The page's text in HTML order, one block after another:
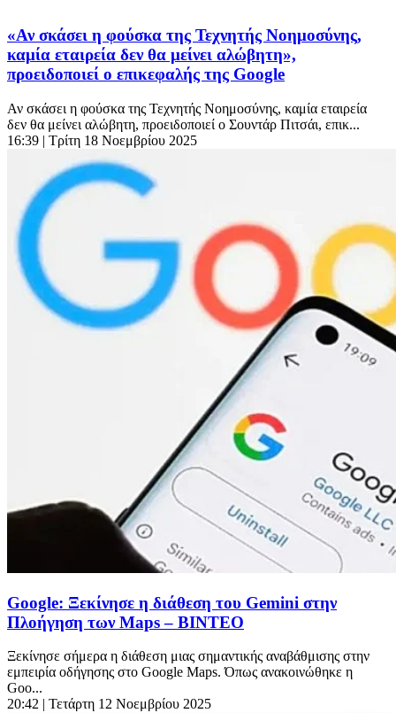
«Αν σκάσει η φούσκα της Τεχνητής Νοημοσύνης,
καμία εταιρεία δεν θα μείνει αλώβητη»,
προειδοποιεί ο επικεφαλής της Google
Αν σκάσει η φούσκα της Τεχνητής Νοημοσύνης, καμία εταιρεία
δεν θα μείνει αλώβητη, προειδοποιεί ο Σουντάρ Πιτσάι, επικ...
16:39 | Τρίτη 18 Νοεμβρίου 2025
Google: Ξεκίνησε η διάθεση του Gemini στην
Πλοήγηση των Maps – ΒΙΝΤΕΟ
Ξεκίνησε σήμερα η διάθεση μιας σημαντικής αναβάθμισης στην
εμπειρία οδήγησης στο Google Maps. Όπως ανακοινώθηκε η
Goo...
20:42 | Τετάρτη 12 Νοεμβρίου 2025